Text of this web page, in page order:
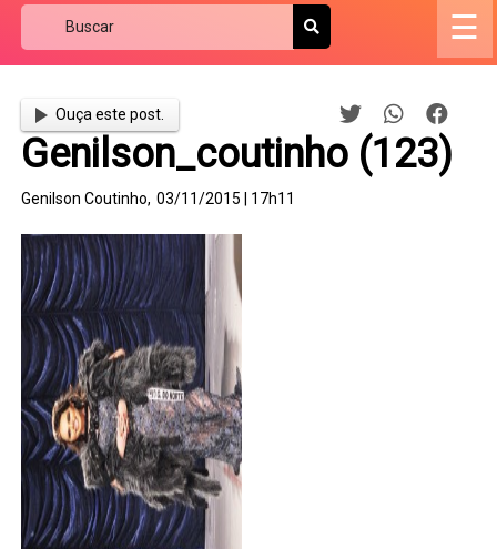
☰
Ouça este post.
Genilson_coutinho (123)
Genilson Coutinho, 03/11/2015 | 17h11